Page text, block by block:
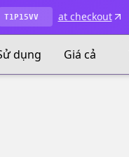
T1P15VV at checkout
dụng Giá cả